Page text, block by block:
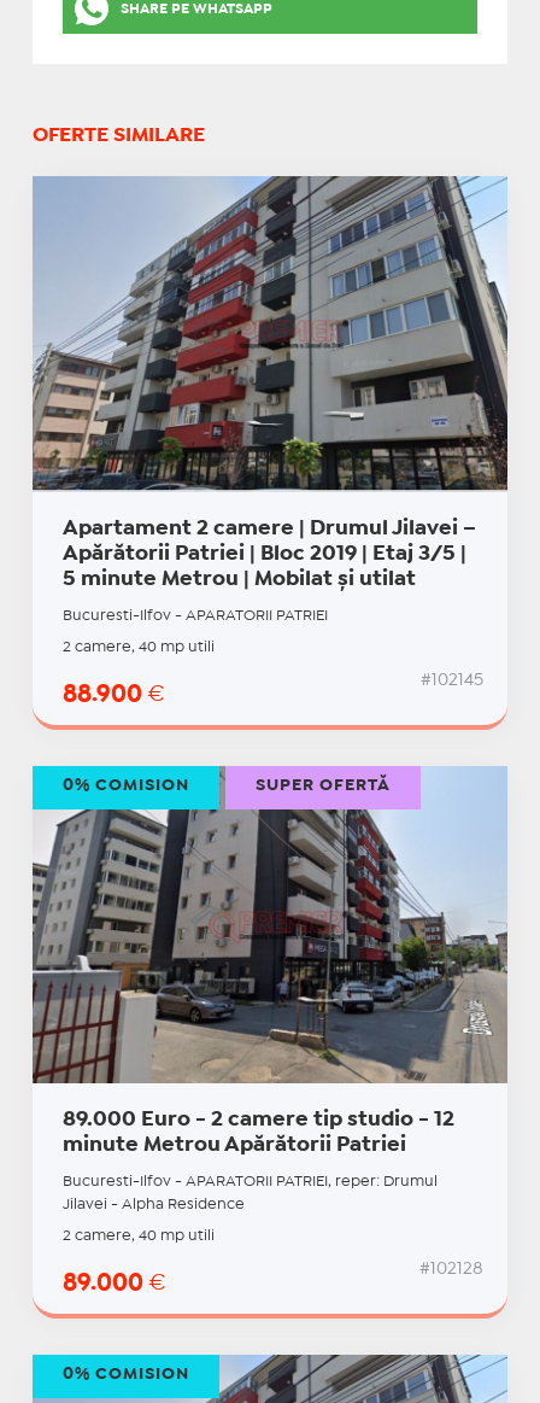
SHARE PE WHATSAPP
OFERTE SIMILARE
Apartament 2 camere | Drumul Jilavei –
Apărătorii Patriei | Bloc 2019 | Etaj 3/5 |
5 minute Metrou | Mobilat și utilat
Bucuresti-Ilfov - APARATORII PATRIEI
2 camere, 40 mp utili
88.900 €
#102145
89.000 Euro - 2 camere tip studio - 12
minute Metrou Apărătorii Patriei
Bucuresti-Ilfov - APARATORII PATRIEI, reper: Drumul
Jilavei - Alpha Residence
2 camere, 40 mp utili
89.000 €
#102128
0% COMISION SUPER OFERTĂ
0% COMISION